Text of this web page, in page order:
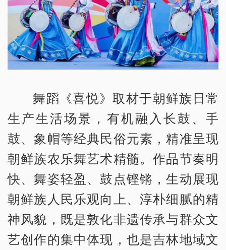
舞蹈《喜悦》取材于朝鲜族日常
生产生活场景，有机融入长鼓、手
鼓、象帽等经典民俗元素，精准呈现
朝鲜族农乐舞艺术精髓。作品节奏明
快、舞姿轻盈、鼓点铿锵，生动展现
朝鲜族人民乐观向上、淳朴细腻的精
神风貌，既是敦化非遗传承与群众文
艺创作的集中体现，也是吉林地域文